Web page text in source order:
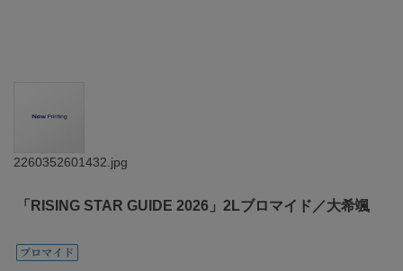
2260352601432.jpg
「RISING STAR GUIDE 2026」2Lブロマイド／大希颯